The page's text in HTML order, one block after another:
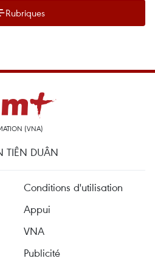
Rubriques
(VNA)
TIÊN DUÂN
Conditions d'utilisation
Appui
VNA
Publicité